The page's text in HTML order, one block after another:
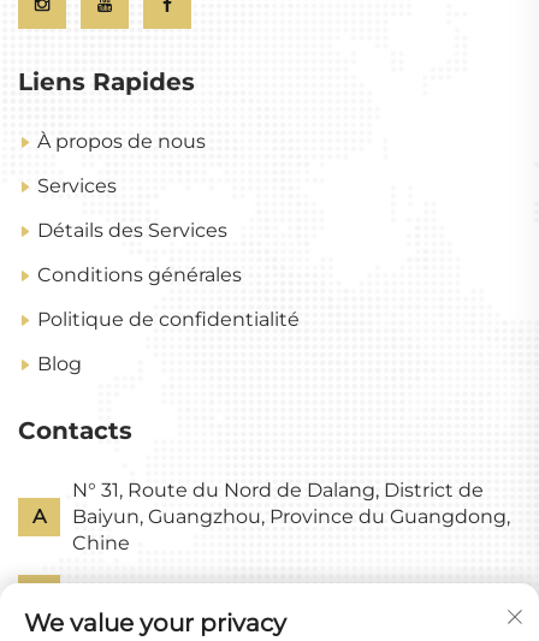
Liens Rapides
À propos de nous
Services
Détails des Services
Conditions générales
Politique de confidentialité
Blog
Contacts
A
N° 31, Route du Nord de Dalang, District de
Baiyun, Guangzhou, Province du Guangdong,
Chine
We value your privacy